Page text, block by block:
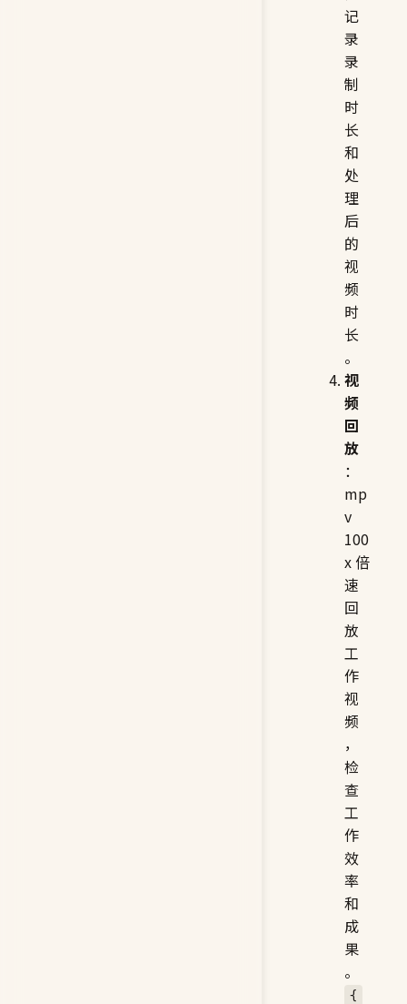
记
录
录
制
时
长
和
处
理
后
的
视
频
时
长
。
视
频
回
放
：
mp
v
100
x 倍
速
回
放
工
作
视
频
，
检
查
工
作
效
率
和
成
果
。